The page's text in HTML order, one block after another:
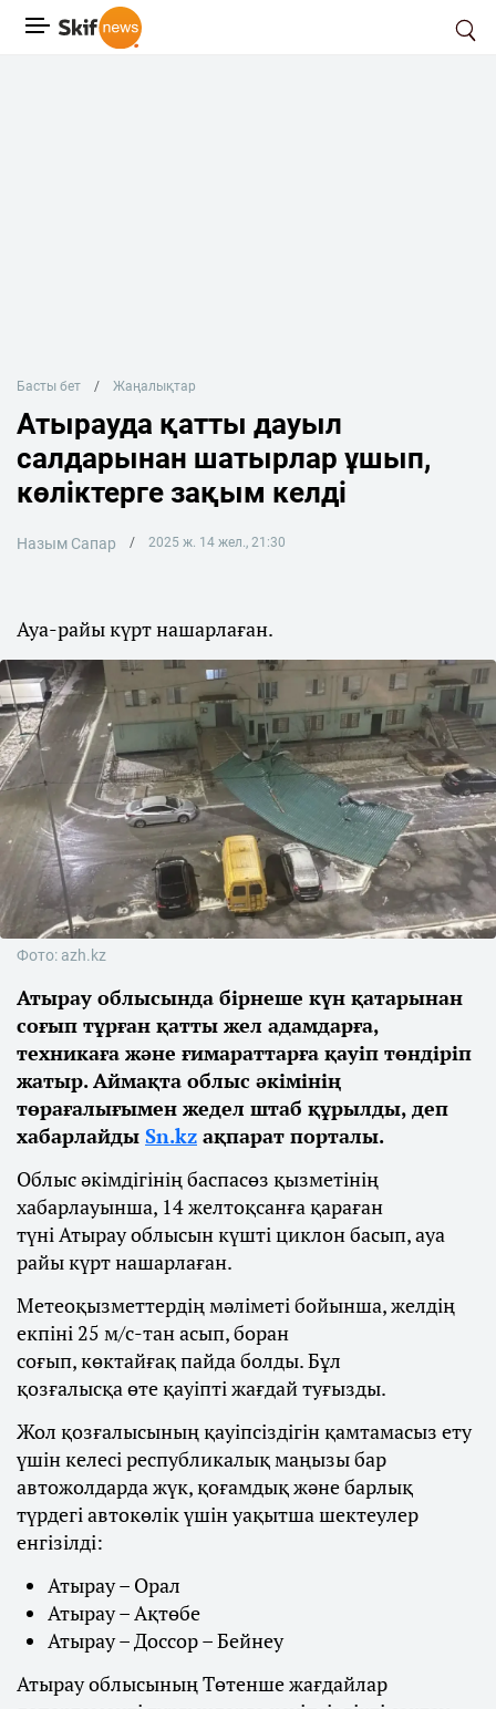
Басты бет Жаңалықтар
Атырауда қатты дауыл
салдарынан шатырлар ұшып,
көліктерге зақым келді
Назым Сапар 2025 ж. 14 жел., 21:30
Ауа-райы күрт нашарлаған.
Фото: azh.kz
Атырау облысында бірнеше күн қатарынан
соғып тұрған қатты жел адамдарға,
техникаға және ғимараттарға қауіп төндіріп
жатыр. Аймақта облыс әкімінің
төрағалығымен жедел штаб құрылды, деп
хабарлайды Sn.kz ақпарат порталы.
Облыс әкімдігінің баспасөз қызметінің
хабарлауынша, 14 желтоқсанға қараған
түні Атырау облысын күшті циклон басып, ауа
райы күрт нашарлаған.
Метеоқызметтердің мәліметі бойынша, желдің
екпіні 25 м/с-тан асып, боран
соғып, көктайғақ пайда болды. Бұл
қозғалысқа өте қауіпті жағдай туғызды.
Жол қозғалысының қауіпсіздігін қамтамасыз ету
үшін келесі республикалық маңызы бар
автожолдарда жүк, қоғамдық және барлық
түрдегі автокөлік үшін уақытша шектеулер
енгізілді:
Атырау – Орал
Атырау – Ақтөбе
Атырау – Доссор – Бейнеу
Атырау облысының Төтенше жағдайлар